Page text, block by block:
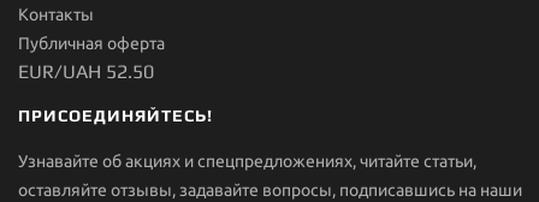
Контакты
Публичная оферта
EUR/UAH 52.50
ПРИСОЕДИНЯЙТЕСЬ!
Узнавайте об акциях и спецпредложениях, читайте статьи,
оставляйте отзывы, задавайте вопросы, подписавшись на наши